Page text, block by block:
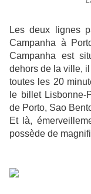
Les deux lignes
Campanha à
Campanha est
dehors de la ville,
toutes les 20
le billet
de Porto, Sao
Et là,
possède de